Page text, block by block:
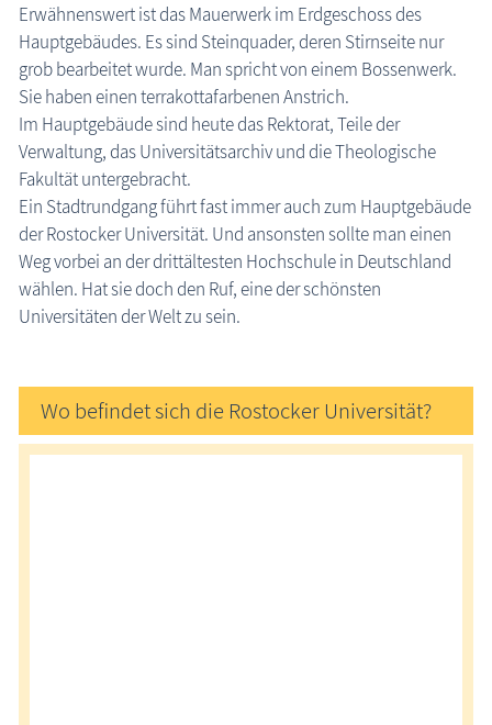
Erwähnenswert ist das Mauerwerk im Erdgeschoss des
Hauptgebäudes. Es sind Steinquader, deren Stirnseite nur
grob bearbeitet wurde. Man spricht von einem Bossenwerk.
Sie haben einen terrakottafarbenen Anstrich.
Im Hauptgebäude sind heute das Rektorat, Teile der
Verwaltung, das Universitätsarchiv und die Theologische
Fakultät untergebracht.
Ein Stadtrundgang führt fast immer auch zum Hauptgebäude
der Rostocker Universität. Und ansonsten sollte man einen
Weg vorbei an der drittältesten Hochschule in Deutschland
wählen. Hat sie doch den Ruf, eine der schönsten
Universitäten der Welt zu sein.
Wo befindet sich die Rostocker Universität?